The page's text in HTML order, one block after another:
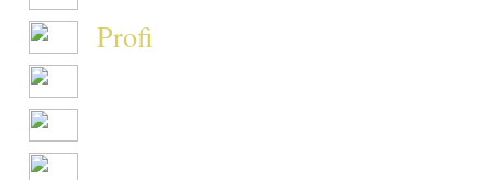
Profi